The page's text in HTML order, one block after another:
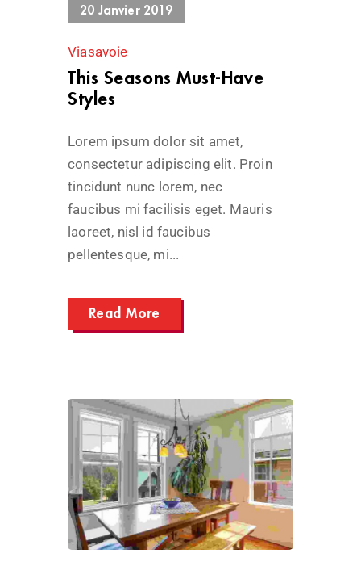
20 Janvier 2019
Viasavoie
This Seasons Must-Have
Styles
Lorem ipsum dolor sit amet,
consectetur adipiscing elit. Proin
tincidunt nunc lorem, nec
faucibus mi facilisis eget. Mauris
laoreet, nisl id faucibus
pellentesque, mi...
Read More
1781 Views